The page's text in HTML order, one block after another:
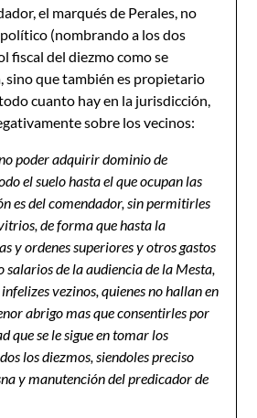
el marqués de Perales, no
(nombrando a los dos
fiscal del diezmo como se
sino que también es propietario
cuanto hay en la jurisdicción,
sobre los vecinos:
poder adquirir dominio de
el suelo hasta el que ocupan las
es del comendador, sin permitirles
de forma que hasta la
y ordenes superiores y otros gastos
salarios de la audiencia de la Mesta,
vezinos, quienes no hallan en
abrigo mas que consentirles por
que se le sigue en tomar los
los diezmos, siendoles preciso
y manutención del predicador de